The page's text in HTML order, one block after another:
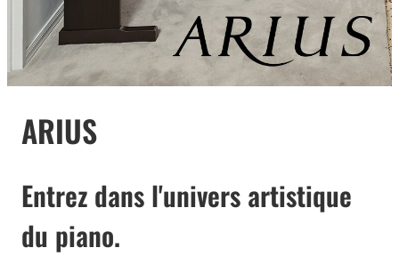
ARIUS
Entrez dans l'univers artistique
du piano.